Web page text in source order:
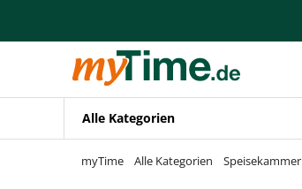
Zur Navigation springen
Zur Suche springen
Alle Kategorien
myTime Alle Kategorien Speisekammer